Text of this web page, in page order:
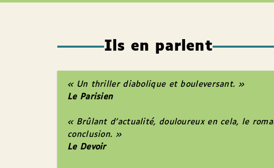
Ils en parlent
« Un thriller diabolique et bouleversant. »
Le Parisien
« Brûlant d’actualité, douloureux en cela, le
conclusion. »
Le Devoir